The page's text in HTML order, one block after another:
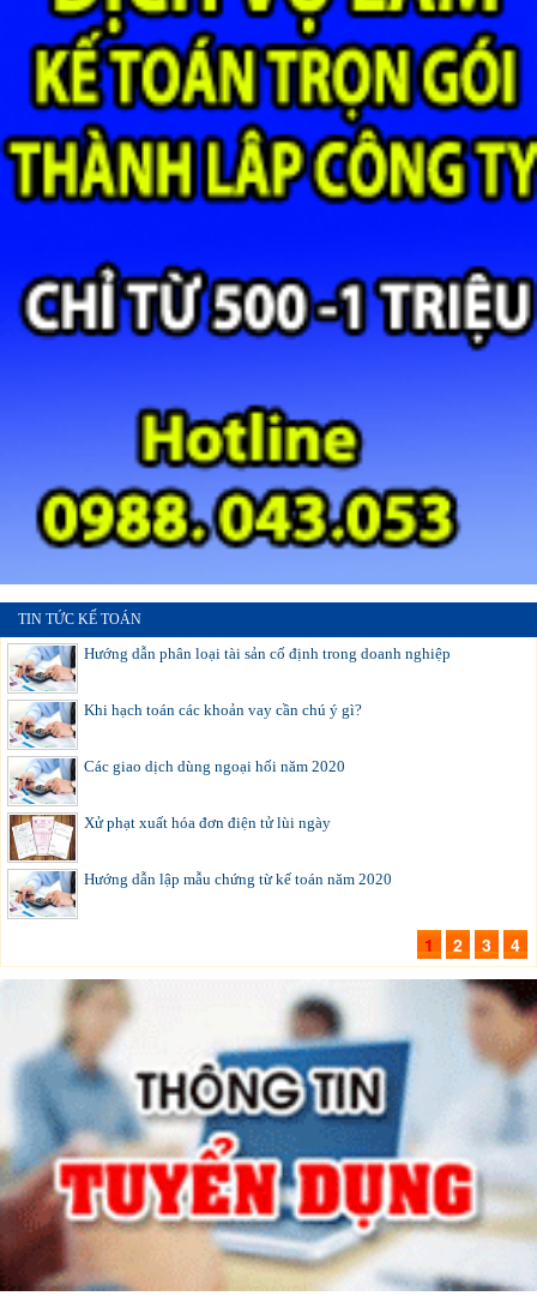
TIN TỨC KẾ TOÁN
Hướng dẫn phân loại tài sản cố định trong doanh nghiệp
Khi hạch toán các khoản vay cần chú ý gì?
Các giao dịch dùng ngoại hối năm 2020
Xử phạt xuất hóa đơn điện tử lùi ngày
Hướng dẫn lập mẫu chứng từ kế toán năm 2020
1 2 3 4